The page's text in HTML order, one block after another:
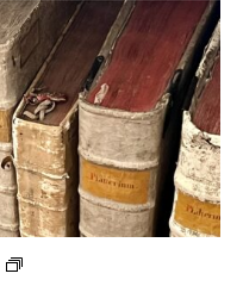
ägyptischen
Josef
Bibel